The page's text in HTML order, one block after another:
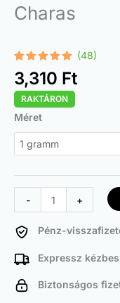
Charas
Értékelés
4.96az 5-
ből,
48
értékelés
alapján
(48)
3,310 Ft
RAKTÁRON
Méret
-
Charas
mennyiség
+
Pénz-
Expressz
Biztonságos